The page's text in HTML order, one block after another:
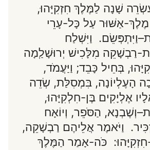
שָׁנָה לַמֶּלֶךְ חִזְקִיָּהוּ,
אַשּׁוּר עַל כָּל-עָרֵי
וַיִּשְׁלַח
רַבְשָׁקֵה מִלָּכִישׁ יְרוּשָׁלְַמָה
בְּחֵיל כָּבֵד; וַיַּעֲמֹד,
הָעֶלְיוֹנָה, בִּמְסִלַּת, שְׂדֵה
אֶלְיָקִים בֶּן-חִלְקִיָּהוּ,
הַסֹּפֵר, וְיוֹאָח
וַיֹּאמֶר אֲלֵיהֶם רַבְשָׁקֵה,
כֹּה-אָמַר הַמֶּלֶךְ